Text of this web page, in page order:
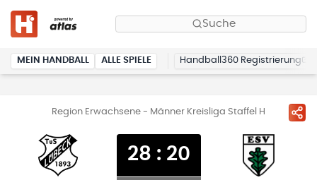
Suche
MEIN HANDBALL ALLE SPIELE Handball360 Registrierung
Region Erwachsene - Männer Kreisliga Staffel H
28 : 20